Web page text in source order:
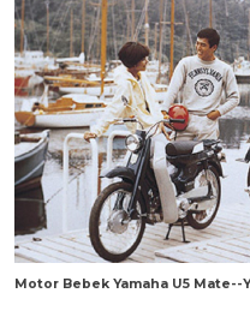
Motor Bebek Yamaha U5 Mate--